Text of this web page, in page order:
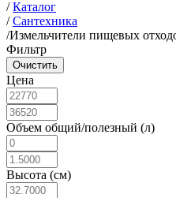
/ Каталог
/ Сантехника
/Измельчители пищевых
Фильтр
Цена
Объем общий/полезный (л)
Высота (см)